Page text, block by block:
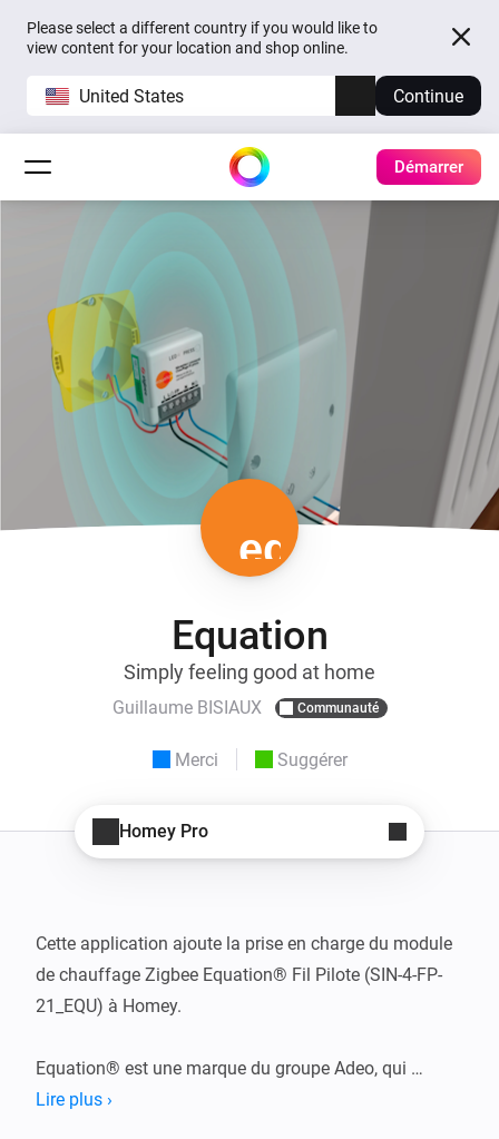
Please select a different country if you would like to
view content for your location and shop online.
United States Continue
Démarrer
Equation
Simply feeling good at home
Guillaume BISIAUX Communauté
Merci Suggérer
Homey Pro
Cette application ajoute la prise en charge du module
de chauffage Zigbee Equation® Fil Pilote (SIN-4-FP-
21_EQU) à Homey.
Equation® est une marque du groupe Adeo, qui
reconditionne les produits Nodon®. Ce module permet
Lire plus ›